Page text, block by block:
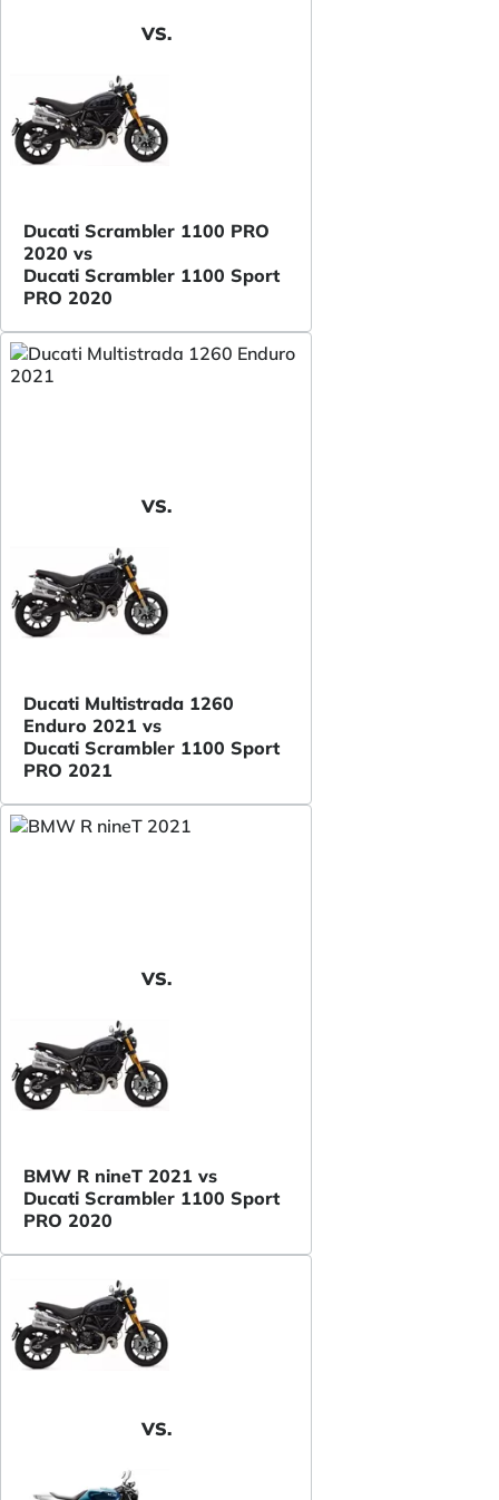
VS.
Ducati Scrambler 1100 PRO
2020 vs
Ducati Scrambler 1100 Sport
PRO 2020
VS.
Ducati Multistrada 1260
Enduro 2021 vs
Ducati Scrambler 1100 Sport
PRO 2021
VS.
BMW R nineT 2021 vs
Ducati Scrambler 1100 Sport
PRO 2020
VS.